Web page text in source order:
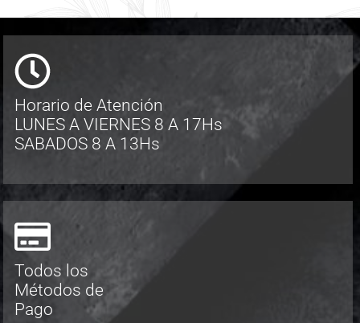
Horario de Atención
LUNES A VIERNES 8 A 17Hs
SABADOS 8 A 13Hs
Todos los
Métodos de
Pago